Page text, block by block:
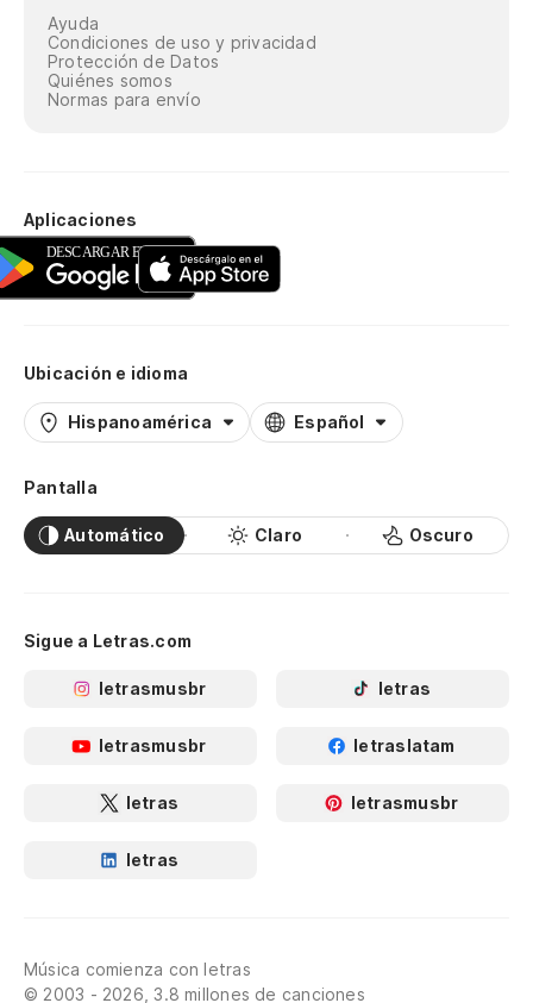
Ayuda
Condiciones de uso y privacidad
Protección de Datos
Quiénes somos
Normas para envío
Aplicaciones
Ubicación e idioma
Hispanoamérica Español
Pantalla
Automático Claro Oscuro
Sigue a Letras.com
letrasmusbr letras
letrasmusbr letraslatam
letras letrasmusbr
letras
Música comienza con letras
© 2003 - 2026, 3.8 millones de canciones